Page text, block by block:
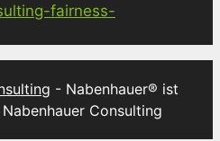
fairness-
- Nabenhauer® ist
Consulting